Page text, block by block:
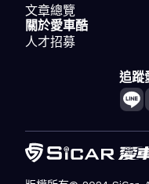
文章總覽
關於愛車酷
人才招募
追蹤